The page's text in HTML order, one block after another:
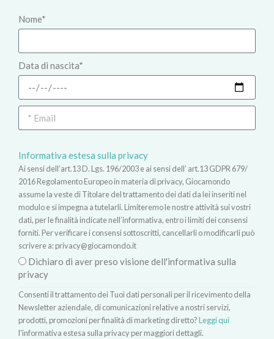
Nome*
Data di nascita*
Informativa estesa sulla privacy
Ai sensi dell’art.13 D. Lgs. 196/2003 e ai sensi dell’ art.13 GDPR 679/
2016 Regolamento Europeo in materia di privacy, Giocamondo
assume la veste di Titolare del trattamento dei dati da lei inseriti nel
modulo e si impegna a tutelarli. Limiteremo le nostre attività sui vostri
dati, per le finalità indicate nell’informativa, entro i limiti dei consensi
forniti. Per verificare i consensi sottoscritti, cancellarli o modificarli può
scrivere a:privacy@giocamondo.it
Dichiaro di aver preso visione dell'informativa sulla
privacy
Consenti il trattamento dei Tuoi dati personali per il ricevimento della
Newsletter aziendale, di comunicazioni relative a nostri servizi,
prodotti, promozioni per finalità di marketing diretto?Leggi qui
l'informativa estesa sulla privacy per maggiori dettagli.